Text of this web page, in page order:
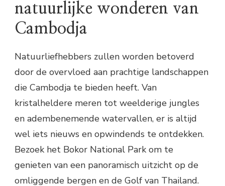
natuurlijke wonderen van
Cambodja
Natuurliefhebbers zullen worden betoverd
door de overvloed aan prachtige landschappen
die Cambodja te bieden heeft. Van
kristalheldere meren tot weelderige jungles
en adembenemende watervallen, er is altijd
wel iets nieuws en opwindends te ontdekken.
Bezoek het Bokor National Park om te
genieten van een panoramisch uitzicht op de
omliggende bergen en de Golf van Thailand.